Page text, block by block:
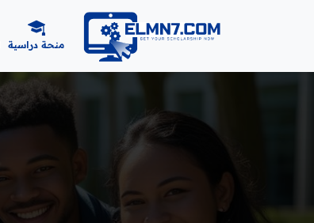
منحة دراسية